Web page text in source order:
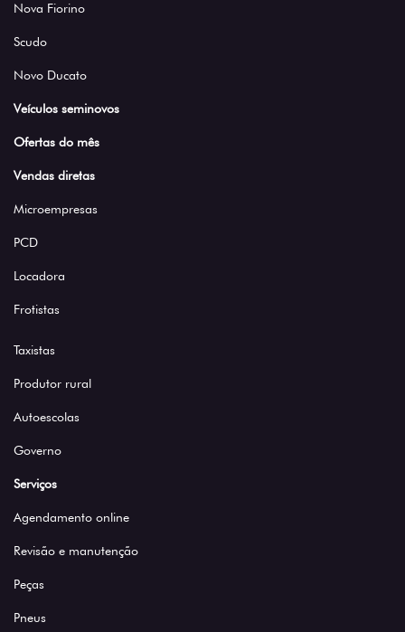
Nova Fiorino
Scudo
Novo Ducato
Veículos seminovos
Ofertas do mês
Vendas diretas
Microempresas
PCD
Locadora
Frotistas
Taxistas
Produtor rural
Autoescolas
Governo
Serviços
Agendamento online
Revisão e manutenção
Peças
Pneus